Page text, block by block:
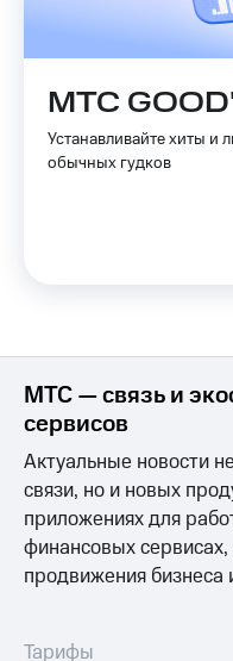
Скидка 30%
МТС
МТС
Накопления
переводы
Пополнить
номер
Настройки
автоплатежа
Пополнить
номер
товаров
Скидки
до 40%
МТС
Устанавливайте хиты
обычных гудков
МТС — связь и
сервисов
Актуальные новости
связи, но и новых
приложениях для
финансовых сервисах,
продвижения бизнеса
Тарифы